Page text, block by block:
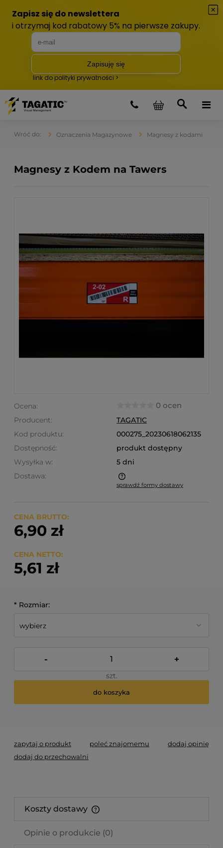
Oznaczenia Magazynowe Magnesy z kodami
Magnesy z Kodem na Tawers
Ocena: 0 ocen
Producent:
TAGATIC
Kod produktu:
000275_20230618062135
Dostępność:
produkt dostępny
Wysyłka w:
5 dni
Dostawa:
Cena nie zawiera ewentualnych kosztów płatności
sprawdź formy dostawy
CENA BRUTTO:
6,90 zł
CENA NETTO:
5,61 zł
* Rozmiar:
- +
szt.
do koszyka
zapytaj o produkt poleć znajomemu
dodaj opinię
dodaj do przechowalni
Koszty dostawy
Opinie o produkcie (0)